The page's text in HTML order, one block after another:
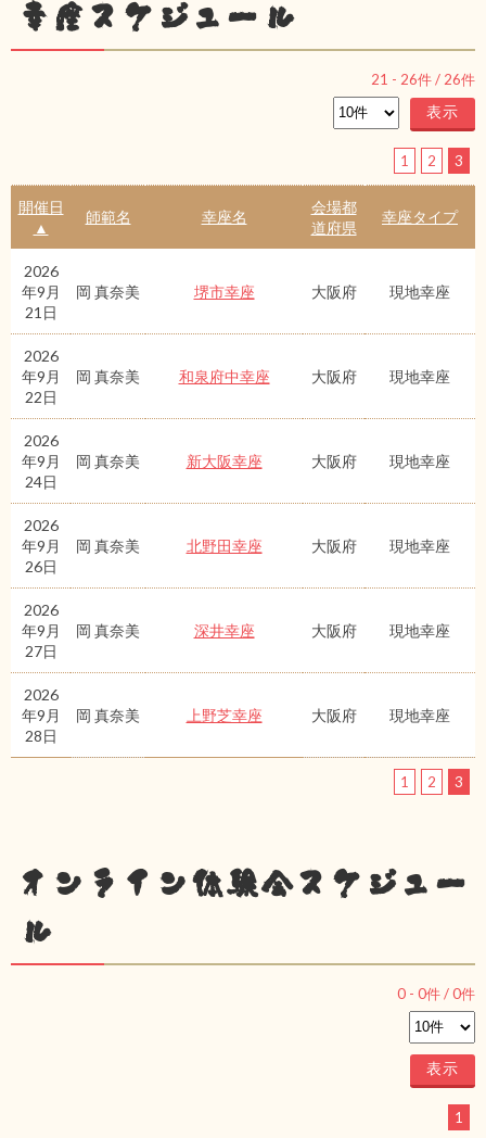
幸座スケジュール
21 - 26件 / 26件
1 2 3
開催日
▲
師範名 幸座名
会場都
道府県
幸座タイプ
2026
年9月
21日
岡 真奈美 堺市幸座 大阪府 現地幸座
2026
年9月
22日
岡 真奈美 和泉府中幸座 大阪府 現地幸座
2026
年9月
24日
岡 真奈美 新大阪幸座 大阪府 現地幸座
2026
年9月
26日
岡 真奈美 北野田幸座 大阪府 現地幸座
2026
年9月
27日
岡 真奈美 深井幸座 大阪府 現地幸座
2026
年9月
28日
岡 真奈美 上野芝幸座 大阪府 現地幸座
1 2 3
オンライン体験会スケジュー
ル
0 - 0件 /0件
1